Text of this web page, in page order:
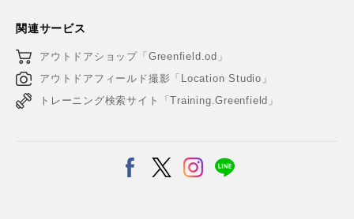
関連サービス
アウトドアショップ「Greenfield.od」
アウトドアフィールド撮影「Location Studio」
トレーニング検索サイト「Training.Greenfield」